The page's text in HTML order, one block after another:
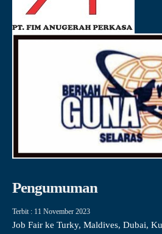
Pengumuman
Terbit : 11 November 2023
Job Fair ke Turky, Maldives, Dubai,